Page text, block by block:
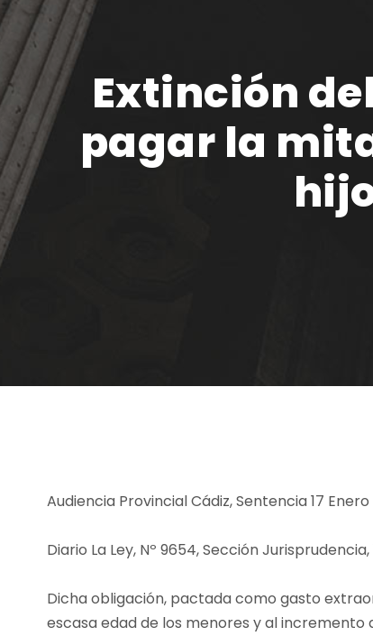
Extinción
pagar la
Audiencia Provincial Cádiz, Sentencia 17 Enero
Diario La Ley, Nº 9654, Sección
Dicha obligación, pactada como gasto
escasa edad de los menores y al